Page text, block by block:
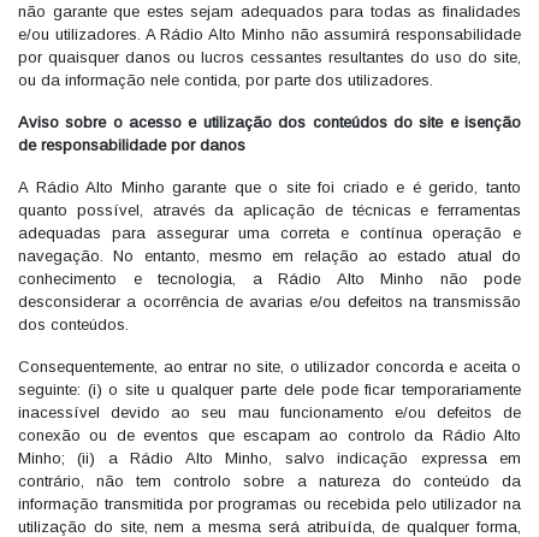
não garante que estes sejam adequados para todas as finalidades
e/ou utilizadores. A Rádio Alto Minho não assumirá responsabilidade
por quaisquer danos ou lucros cessantes resultantes do uso do site,
ou da informação nele contida, por parte dos utilizadores.
Aviso sobre o acesso e utilização dos conteúdos do site e isenção
de responsabilidade por danos
A Rádio Alto Minho garante que o site foi criado e é gerido, tanto
quanto possível, através da aplicação de técnicas e ferramentas
adequadas para assegurar uma correta e contínua operação e
navegação. No entanto, mesmo em relação ao estado atual do
conhecimento e tecnologia, a Rádio Alto Minho não pode
desconsiderar a ocorrência de avarias e/ou defeitos na transmissão
dos conteúdos.
Consequentemente, ao entrar no site, o utilizador concorda e aceita o
seguinte: (i) o site u qualquer parte dele pode ficar temporariamente
inacessível devido ao seu mau funcionamento e/ou defeitos de
conexão ou de eventos que escapam ao controlo da Rádio Alto
Minho; (ii) a Rádio Alto Minho, salvo indicação expressa em
contrário, não tem controlo sobre a natureza do conteúdo da
informação transmitida por programas ou recebida pelo utilizador na
utilização do site, nem a mesma será atribuída, de qualquer forma,